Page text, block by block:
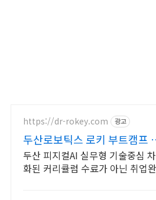
https://dr-rokey.com 광고
두산로보틱스 로키 부트캠프
산/미국 기업 인턴쉽
두산 피지컬AI 실무형 기술중심
화된 커리큘럼 수료가 아닌 취업